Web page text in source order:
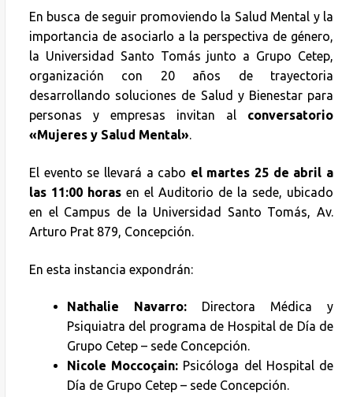
En busca de seguir promoviendo la Salud Mental y la
importancia de asociarlo a la perspectiva de género,
la Universidad Santo Tomás junto a Grupo Cetep,
organización con 20 años de trayectoria
desarrollando soluciones de Salud y Bienestar para
personas y empresas invitan al conversatorio
«Mujeres y Salud Mental».
El evento se llevará a cabo el martes 25 de abril a
las 11:00 horas en el Auditorio de la sede, ubicado
en el Campus de la Universidad Santo Tomás, Av.
Arturo Prat 879, Concepción.
En esta instancia expondrán:
Nathalie Navarro: Directora Médica y
Psiquiatra del programa de Hospital de Día de
Grupo Cetep – sede Concepción.
Nicole Moccoçain: Psicóloga del Hospital de
Día de Grupo Cetep – sede Concepción.